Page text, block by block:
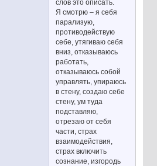
слов это описать.
Я смотрю – я себя
парализую,
противодействую
себе, утягиваю себя
вниз, отказываюсь
работать,
отказываюсь собой
управлять, упираюсь
в стену, создаю себе
стену, ум туда
подставляю,
отрезаю от себя
части, страх
взаимодействия,
страх включить
сознание, изгородь